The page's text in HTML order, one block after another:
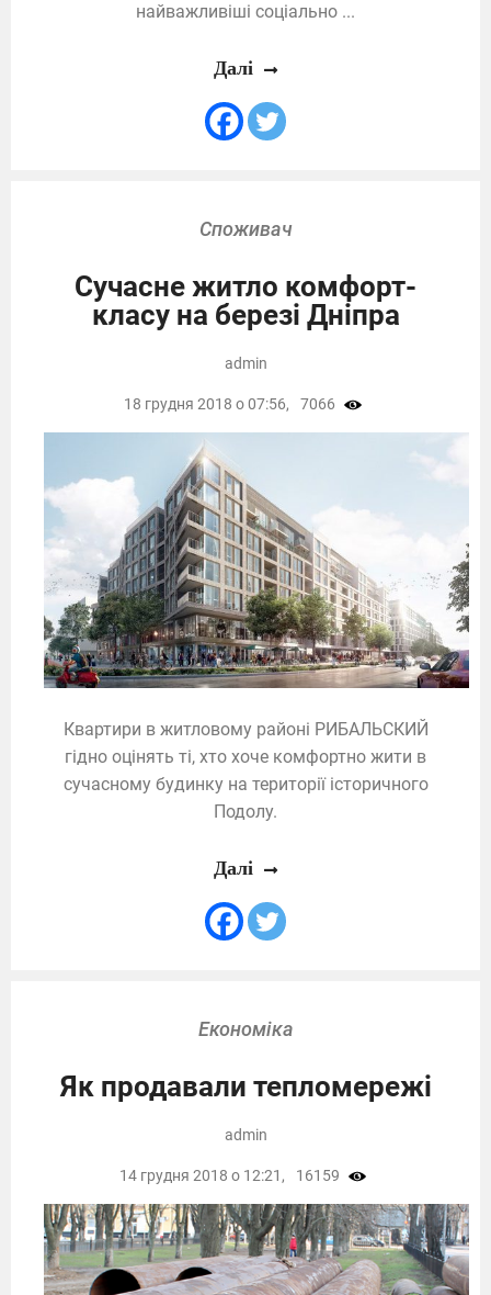
найважливіші соціально ...
Далі
Споживач
Сучасне житло комфорт-
класу на березі Дніпра
Квартири в житловому районі РИБАЛЬСКИЙ
гідно оцінять ті, хто хоче комфортно жити в
сучасному будинку на території історичного
Подолу.
admin
18 грудня 2018 о 07:56, 7066
Далі
Економіка
Як продавали тепломережі
admin
14 грудня 2018 о 12:21, 16159